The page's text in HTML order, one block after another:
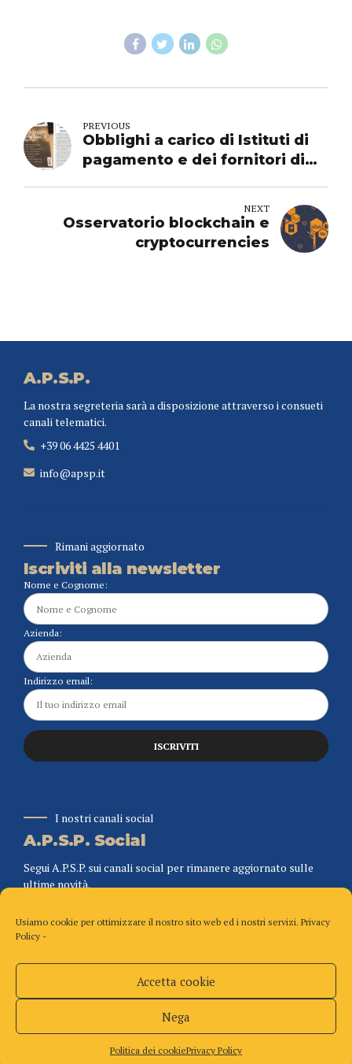
Usiamo cookie per ottimizzare il nostro sito web ed i nostri servizi. Privacy
Policy -
Accetta cookie
Nega
Politica dei cookiePrivacy Policy
PREVIOUS
Obblighi a carico di Istituti di
pagamento e dei fornitori di
NEXT
Osservatorio blockchain e
cryptocurrencies
A.P.S.P.
La nostra segreteria sarà a disposizione attraverso i consueti
canali telematici.
+39 06 4425 4401
info@apsp.it
Rimani aggiornato
Iscriviti alla newsletter
Nome e Cognome:
Azienda:
Indirizzo email:
I nostri canali social
A.P.S.P. Social
Segui A.P.S.P. sui canali social per rimanere aggiornato sulle
ultime novità.
Copyright A.P.S.P. – Tutti i diritti riservati
Organigramma
Politica dei cookie (UE)
Privacy Policy